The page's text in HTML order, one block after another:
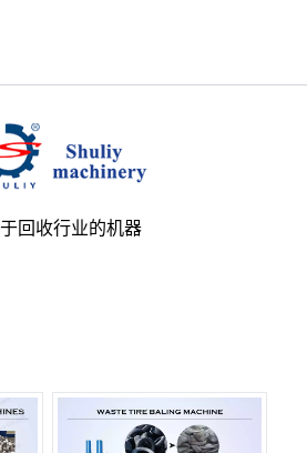
回收行业的机器